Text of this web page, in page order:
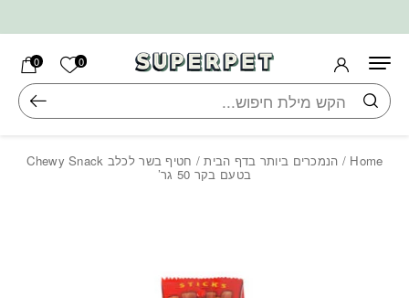
0 הרשימה
0
חיפוש
Home
/ הנמכרים ביותר בדף הבית / חטיף בשר לכלב Chewy Snack
בטעם בקר 50 גר’